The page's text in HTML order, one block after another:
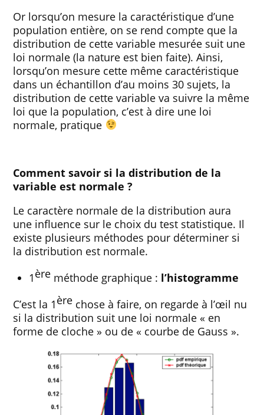
Or lorsqu’on mesure la caractéristique d’une
population entière, on se rend compte que la
distribution de cette variable mesurée suit une
loi normale (la nature est bien faite). Ainsi,
lorsqu’on mesure cette même caractéristique
dans un échantillon d’au moins 30 sujets, la
distribution de cette variable va suivre la même
loi que la population, c’est à dire une loi
normale, pratique
Comment savoir si la distribution de la
variable est normale ?
Le caractère normale de la distribution aura
une influence sur le choix du test statistique. Il
existe plusieurs méthodes pour déterminer si
la distribution est normale.
1ère méthode graphique : l’histogramme
C’est la 1ère chose à faire, on regarde à l’œil nu
si la distribution suit une loi normale « en
forme de cloche » ou de « courbe de Gauss ».